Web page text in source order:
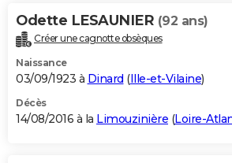
Odette LESAUNIER (92 ans)
Créer une cagnotte obsèques
Naissance
03/09/1923 à Dinard (Ille-et-Vilaine)
Décès
14/08/2016 à la Limouzinière (Loire-